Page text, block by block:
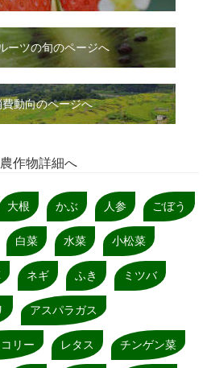
ーツの旬のページへ
動向のページへ
作物詳細へ
大根 かぶ 人参 ごぼう
白菜 水菜 小松菜
ネギ ふき ミツバ
アスパラガス
リー レタス チンゲン菜